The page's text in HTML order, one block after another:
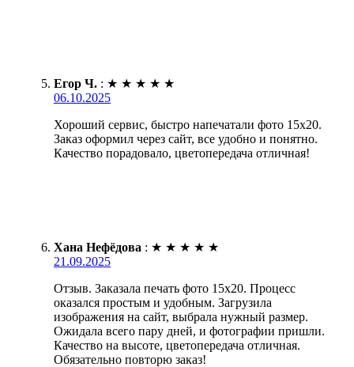
Егор Ч. : ★ ★ ★ ★ ★
06.10.2025
Хороший сервис, быстро напечатали фото 15х20.
Заказ оформил через сайт, все удобно и понятно.
Качество порадовало, цветопередача отличная!
Хана Нефёдова : ★ ★ ★ ★ ★
21.09.2025
Отзыв. Заказала печать фото 15х20. Процесс
оказался простым и удобным. Загрузила
изображения на сайт, выбрала нужный размер.
Ожидала всего пару дней, и фотографии пришли.
Качество на высоте, цветопередача отличная.
Обязательно повторю заказ!